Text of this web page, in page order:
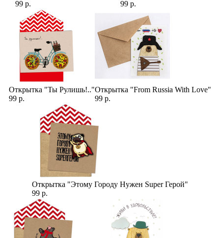
99 р. 99 р.
Открытка "Ты Рулишь!.."
99 р.
Открытка "From Russia With Love"
99 р.
Открытка "Этому Городу Нужен Super Герой"
99 р.